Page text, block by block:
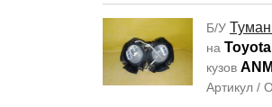
Б/У
на
кузов
Артикул /